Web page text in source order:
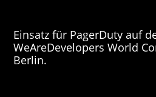
Einsatz für PagerDuty auf
WeAreDevelopers World
Berlin.